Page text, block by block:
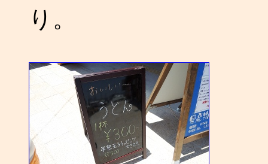
り。